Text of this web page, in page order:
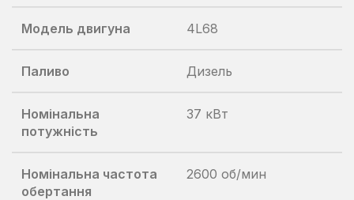
Модель двигуна 4L68
Паливо Дизель
Номінальна
потужність
37 кВт
Номінальна частота
обертання
2600 об/мин